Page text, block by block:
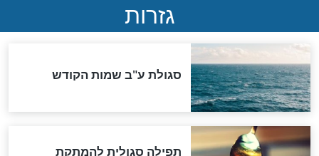
"מודה לקב"ה על כל השנים"
לכל המאמרים